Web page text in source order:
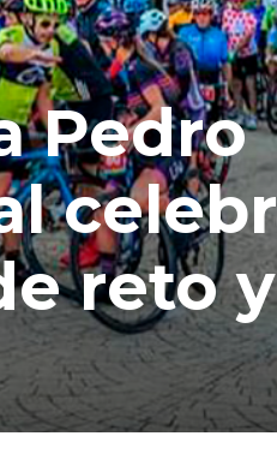
Pedro
reto